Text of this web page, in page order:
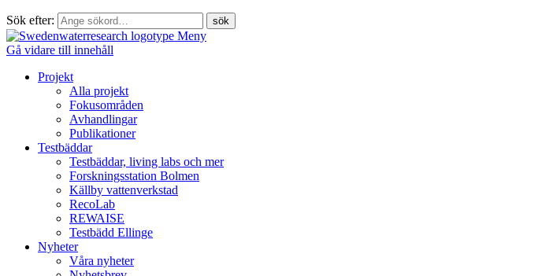
Sök efter:
Meny
Gå vidare till innehåll
Projekt
Alla projekt
Fokusområden
Avhandlingar
Publikationer
Testbäddar
Testbäddar, living labs och mer
Forskningsstation Bolmen
Källby vattenverkstad
RecoLab
REWAISE
Testbädd Ellinge
Nyheter
Våra nyheter